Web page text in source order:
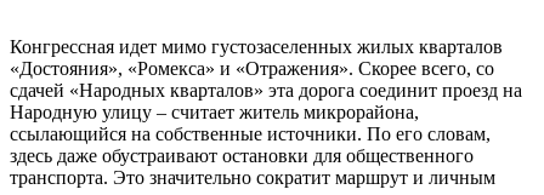
Конгрессная идет мимо густозаселенных жилых кварталов
«Достояния», «Ромекса» и «Отражения». Скорее всего, со
сдачей «Народных кварталов» эта дорога соединит проезд на
Народную улицу – считает житель микрорайона,
ссылающийся на собственные источники. По его словам,
здесь даже обустраивают остановки для общественного
транспорта. Это значительно сократит маршрут и личным